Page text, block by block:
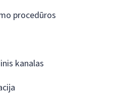
procedūros
kanalas